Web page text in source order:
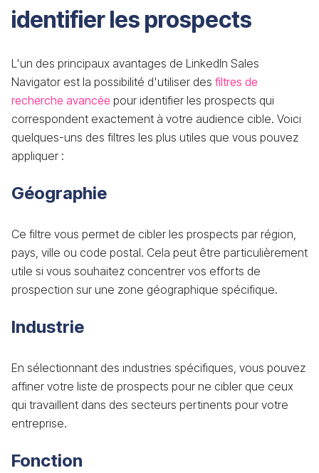
identifier les prospects
L'un des principaux avantages de LinkedIn Sales
Navigator est la possibilité d'utiliser des filtres de
recherche avancée pour identifier les prospects qui
correspondent exactement à votre audience cible. Voici
quelques-uns des filtres les plus utiles que vous pouvez
appliquer :
Géographie
Ce filtre vous permet de cibler les prospects par région,
pays, ville ou code postal. Cela peut être particulièrement
utile si vous souhaitez concentrer vos efforts de
prospection sur une zone géographique spécifique.
Industrie
En sélectionnant des industries spécifiques, vous pouvez
affiner votre liste de prospects pour ne cibler que ceux
qui travaillent dans des secteurs pertinents pour votre
entreprise.
Fonction